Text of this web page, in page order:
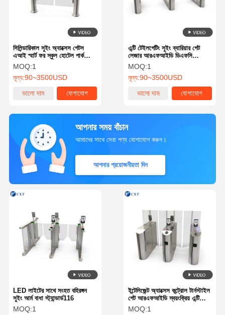
সিলিন্ডারিকাল সুইং অ্যাক্সেস গেটস
এআই স্মার্ট ফর স্কুল হোটেল পার্ক
140s
MOQ:1
মূল্য:90~3500USD
ভালো দাম
যোগাযোগ
এন্টি টেইলগেটিং সুইং ব্যারিয়ার গেট
লেজার আরএফআইডি ডিএফসি
টেকনোলজি bw150 সহ
MOQ:1
মূল্য:90~3500USD
ভালো দাম
যোগাযোগ
আপনার সময় বাঁচান
আমাদের সাথে সেরা পণ্য যোগাযোগ করুন।
আপনার প্রয়োজনীয়তা দিন
ইন্টেলিজেন্ট অ্যাক্সেস কন্ট্রোল টার্নস্টাইল
গেট আরএফআইডি স্বয়ংক্রিয় এন্টি
কলিশন 510YX
MOQ:1
LED লাইটের সাথে সংহত বহিরঙ্গন
সুইং আর্ম বাধা স্ট্যান্ডার্ড116
MOQ:1